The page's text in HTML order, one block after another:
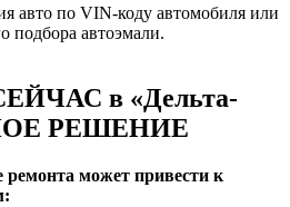
авто по VIN-коду автомобиля или
подбора автоэмали.
в «Дельта-
РЕШЕНИЕ
ремонта может привести к